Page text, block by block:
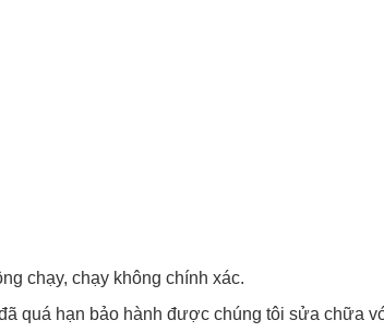
chạy, chạy không chính xác.
quá hạn bảo hành được chúng tôi sửa chữa